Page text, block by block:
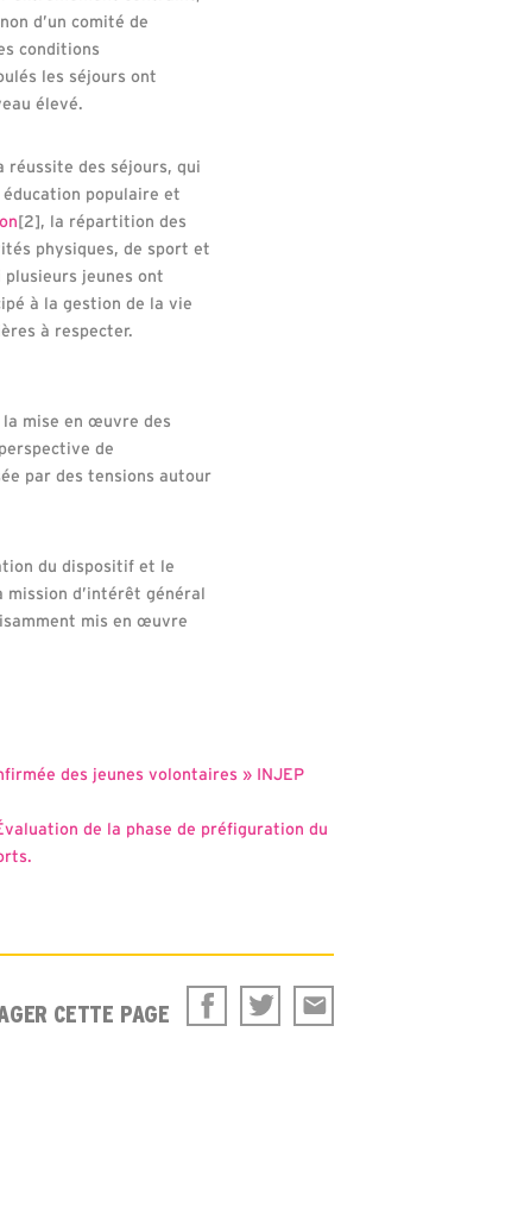
d’un comité de
conditions
les séjours ont
élevé.
réussite des séjours, qui
éducation populaire et
[2], la répartition des
physiques, de sport et
jeunes ont
à la gestion de la vie
à respecter.
mise en œuvre des
de
par des tensions autour
du dispositif et le
d’intérêt général
mis en œuvre
des jeunes volontaires » INJEP
de la phase de préfiguration du
CETTE PAGE